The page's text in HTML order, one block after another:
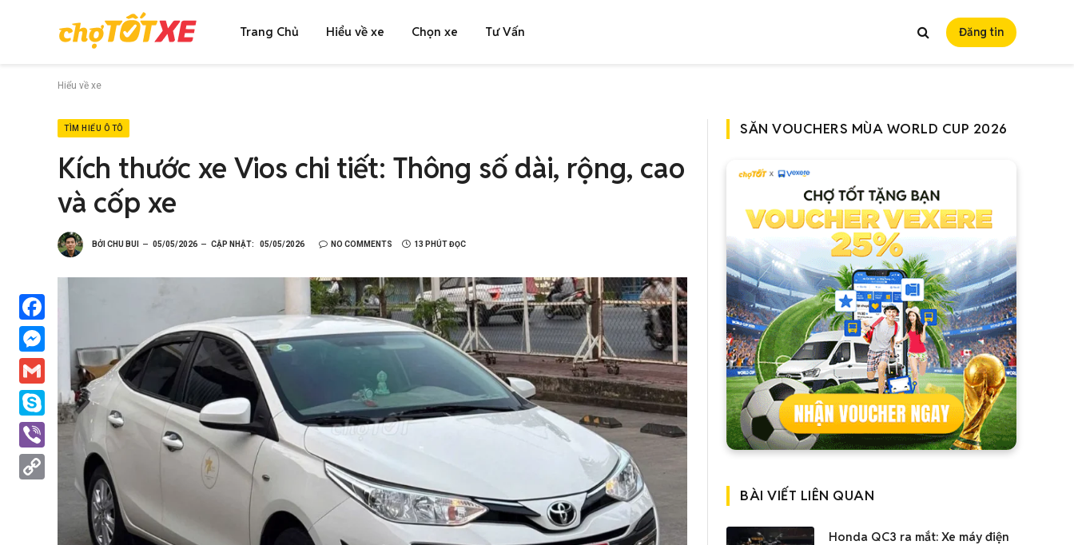
Trang Chủ Hiểu về xe Chọn xe Tư Vấn Đăng tin
Hiểu về xe
TÌM HIỂU Ô TÔ
Kích thước xe Vios chi tiết: Thông số dài, rộng, cao
và cốp xe
BỞI CHU BUI 05/05/2026 CẬP NHẬT: 05/05/2026 NO COMMENTS 13 PHÚT ĐỌC
SĂN VOUCHERS MÙA WORLD CUP 2026
BÀI VIẾT LIÊN QUAN
Honda QC3 ra mắt: Xe máy điện
Facebook
Messenger
Gmail
Skype
Viber